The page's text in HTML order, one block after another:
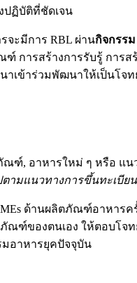
ปฏิบัติที่ชัดเจน
จะมีการ RBL ผ่านกิจกรรม
การสร้างการรับรู้ การ
าร่วมพัฒนาให้เป็นโจท
ฑ์, อาหารใหม่ ๆ หรือ แ
มแนวทางการขึ้นทะเบีย
ด้านผลิตภัณฑ์อาหาร
ของตนเอง ให้ตอบโจ
มอาหารยุคปัจจุบัน